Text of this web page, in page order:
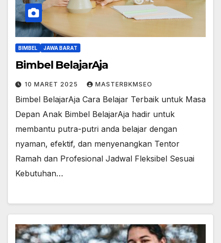
BIMBEL JAWA BARAT
Bimbel BelajarAja
10 MARET 2025 MASTERBKMSEO
Bimbel BelajarAja Cara Belajar Terbaik untuk Masa
Depan Anak Bimbel BelajarAja hadir untuk
membantu putra-putri anda belajar dengan
nyaman, efektif, dan menyenangkan Tentor
Ramah dan Profesional Jadwal Fleksibel Sesuai
Kebutuhan…